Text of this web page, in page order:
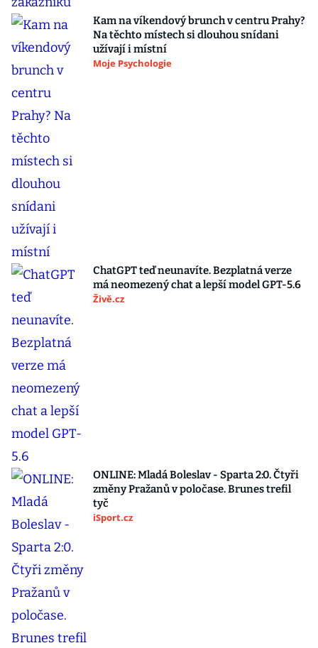
Kam na víkendový brunch v centru Prahy?
Na těchto místech si dlouhou snídani
užívají i místní
Moje Psychologie
ChatGPT teď neunavíte. Bezplatná verze
má neomezený chat a lepší model GPT-5.6
Živě.cz
ONLINE: Mladá Boleslav - Sparta 2:0. Čtyři
změny Pražanů v poločase. Brunes trefil
tyč
iSport.cz